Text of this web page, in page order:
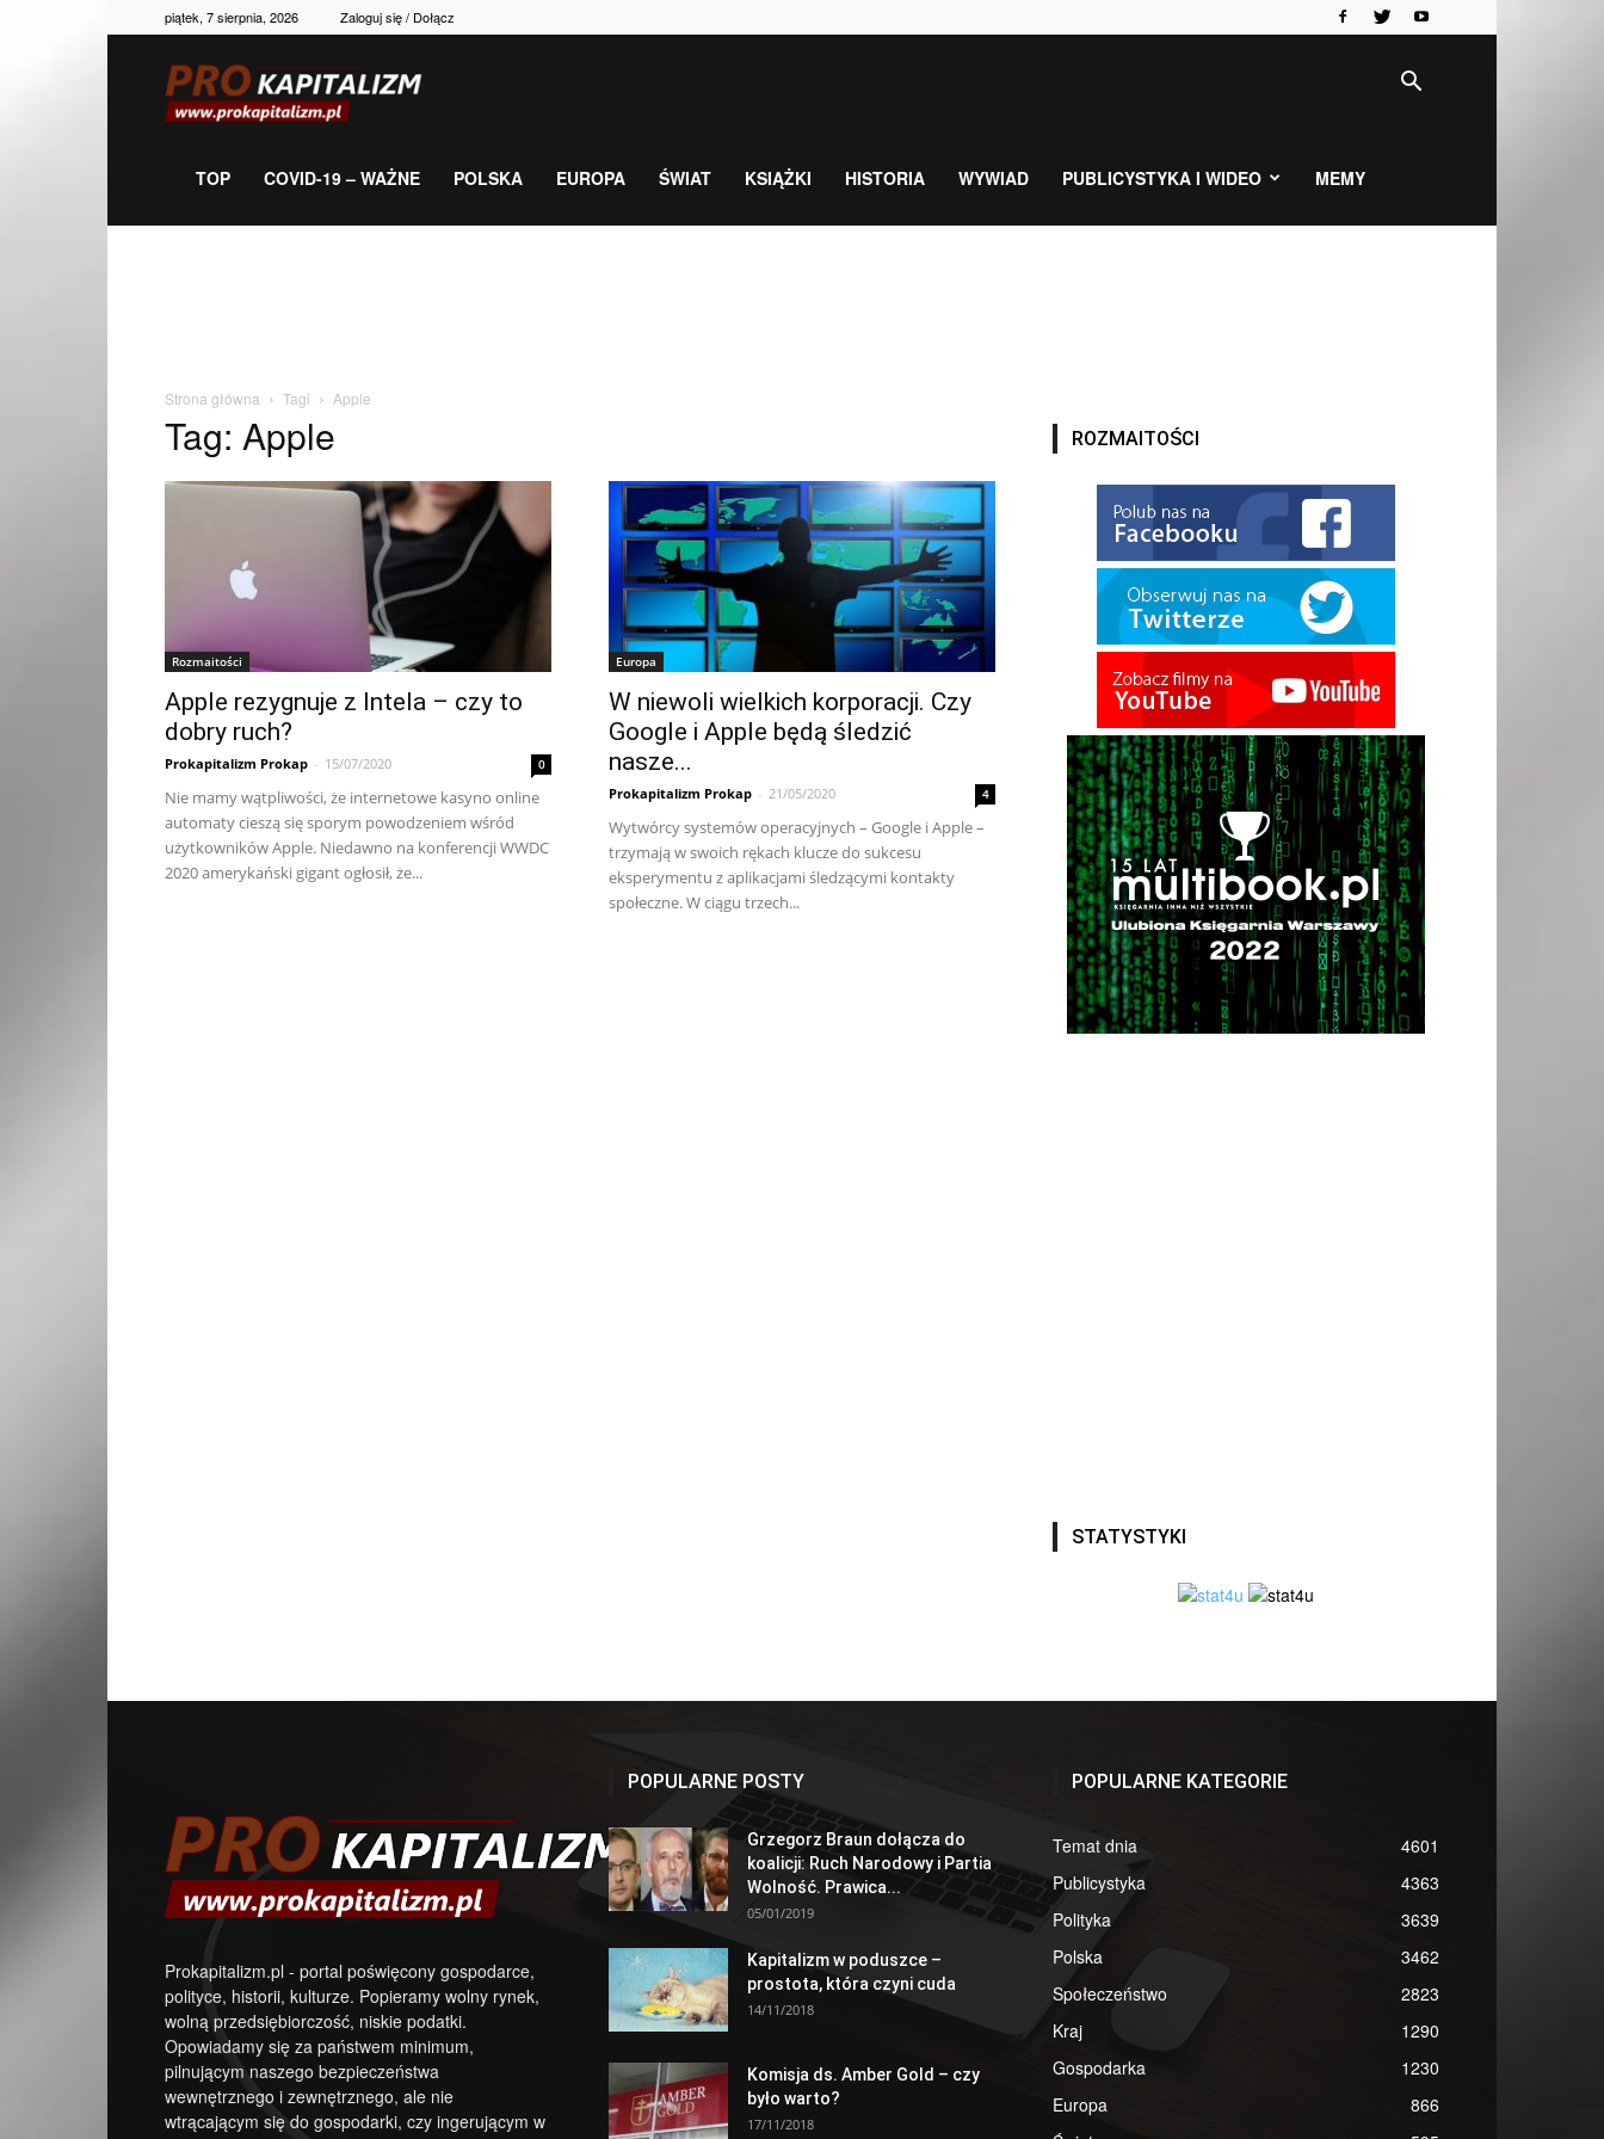
piątek, 7 sierpnia, 2026 Zaloguj się / Dołącz
gospodarka,
TOP COVID-19 – WAŻNE POLSKA EUROPA ŚWIAT KSIĄŻKI HISTORIA WYWIAD PUBLICYSTYKA I WIDEO MEMY
Strona główna Tagi Apple
Tag: Apple
Rozmaitości
Apple rezygnuje z Intela – czy to
dobry ruch?
Prokapitalizm Prokap - 15/07/2020 0
Nie mamy wątpliwości, że internetowe kasyno online
automaty cieszą się sporym powodzeniem wśród
użytkowników Apple. Niedawno na konferencji WWDC
2020 amerykański gigant ogłosił, że...
Europa
W niewoli wielkich korporacji. Czy
Google i Apple będą śledzić
nasze...
Prokapitalizm Prokap - 21/05/2020 4
Wytwórcy systemów operacyjnych – Google i Apple –
trzymają w swoich rękach klucze do sukcesu
eksperymentu z aplikacjami śledzącymi kontakty
społeczne. W ciągu trzech...
ROZMAITOŚCI
STATYSTYKI
Prokapitalizm.pl - portal poświęcony gospodarce,
polityce, historii, kulturze. Popieramy wolny rynek,
wolną przedsiębiorczość, niskie podatki.
Opowiadamy się za państwem minimum,
pilnującym naszego bezpieczeństwa
wewnętrznego i zewnętrznego, ale nie
wtrącającym się do gospodarki, czy ingerującym w
POPULARNE POSTY
Grzegorz Braun dołącza do
koalicji: Ruch Narodowy i Partia
Wolność. Prawica...
05/01/2019
Kapitalizm w poduszce –
prostota, która czyni cuda
14/11/2018
Komisja ds. Amber Gold – czy
było warto?
17/11/2018
POPULARNE KATEGORIE
Temat dnia
4601
Publicystyka
4363
Polityka
3639
Polska
3462
Społeczeństwo
2823
Kraj
1290
Gospodarka
1230
Europa
866